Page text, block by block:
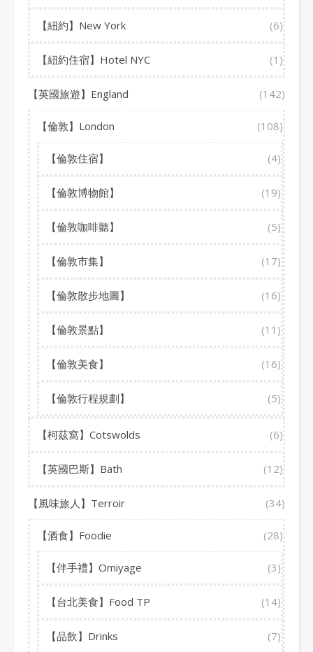
【紐約】New York (6)
【紐約住宿】Hotel NYC (1)
【英國旅遊】England (142)
【倫敦】London (108)
【倫敦住宿】 (4)
【倫敦博物館】 (19)
【倫敦咖啡聽】 (5)
【倫敦市集】 (17)
【倫敦散步地圖】 (16)
【倫敦景點】 (11)
【倫敦美食】 (16)
【倫敦行程規劃】 (5)
【柯茲窩】Cotswolds (6)
【英國巴斯】Bath (12)
【風味旅人】Terroir (34)
【酒食】Foodie (28)
【伴手禮】Omiyage (3)
【台北美食】Food TP (14)
【品飲】Drinks (7)